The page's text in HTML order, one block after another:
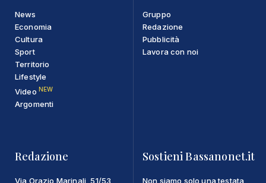
News
Economia
Cultura
Sport
Territorio
Lifestyle
Video NEW
Argomenti
Gruppo
Redazione
Pubblicità
Lavora con noi
Redazione
Via Orazio Marinali, 51/53
Sostieni Bassanonet.it
Non siamo solo una testata,